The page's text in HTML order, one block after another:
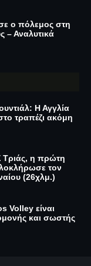
ο πόλεμος στη
– Αναλυτικά
Η Αγγλία
τραπέζι ακόμη
Τριάς, η πρώτη
τον
(26χλμ.)
Volley είναι
και σωστής